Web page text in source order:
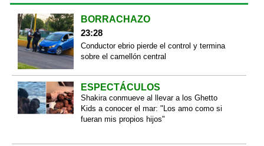
BORRACHAZO
23:28
Conductor ebrio pierde el control y termina
sobre el camellón central
ESPECTÁCULOS
Shakira conmueve al llevar a los Ghetto
Kids a conocer el mar: "Los amo como si
fueran mis propios hijos"